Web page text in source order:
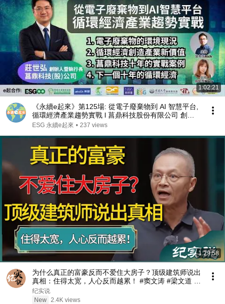
1:02:21
《永續e起來》第125場: 從電子廢棄物到 AI 智慧平台,
循環經濟產業趨勢實戰 l 菖鼎科技股份有限公司 創辦
人暨執行長 莊世弘
ESG 永續e起來 • 237 views
1:29:58
为什么真正的富豪反而不爱住大房子？顶级建筑师说出
真相：住得太宽，人心反而越累！ #窦文涛 #梁文道 #
圆桌派
纪实说
New 2.4K views